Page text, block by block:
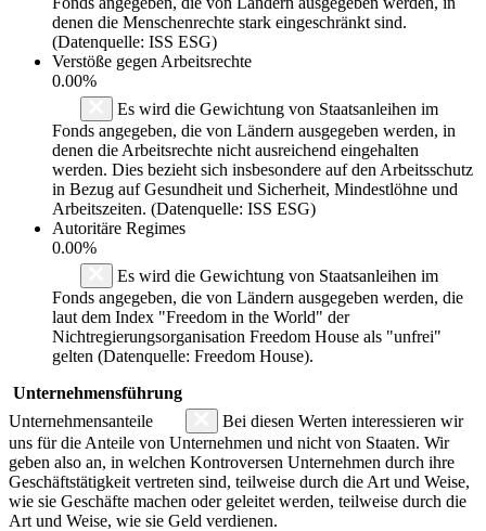
denen die Menschenrechte stark eingeschränkt sind.
(Datenquelle: ISS ESG)
Verstöße gegen Arbeitsrechte
0.00%
Es wird die Gewichtung von Staatsanleihen im
Fonds angegeben, die von Ländern ausgegeben werden, in
denen die Arbeitsrechte nicht ausreichend eingehalten
werden. Dies bezieht sich insbesondere auf den Arbeitsschutz
in Bezug auf Gesundheit und Sicherheit, Mindestlöhne und
Arbeitszeiten. (Datenquelle: ISS ESG)
Autoritäre Regimes
0.00%
Es wird die Gewichtung von Staatsanleihen im
Fonds angegeben, die von Ländern ausgegeben werden, die
laut dem Index "Freedom in the World" der
Nichtregierungsorganisation Freedom House als "unfrei"
gelten (Datenquelle: Freedom House).
Unternehmensführung
Unternehmensanteile
Bei diesen Werten interessieren wir
uns für die Anteile von Unternehmen und nicht von Staaten. Wir
geben also an, in welchen Kontroversen Unternehmen durch ihre
Geschäftstätigkeit vertreten sind, teilweise durch die Art und Weise,
wie sie Geschäfte machen oder geleitet werden, teilweise durch die
Art und Weise, wie sie Geld verdienen.